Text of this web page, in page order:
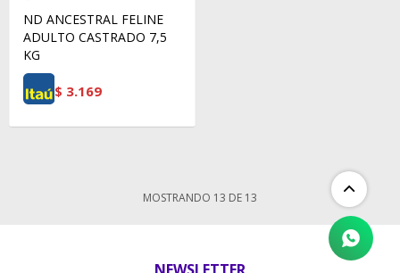
ND ANCESTRAL FELINE
ADULTO CASTRADO 7,5
KG
$ 3.169
MOSTRANDO 13 DE 13